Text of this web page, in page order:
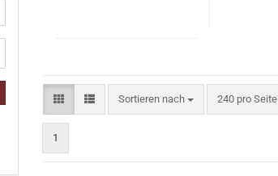
Sortieren nach
Sortieren nach 240 pro Seite
pro Seite
1